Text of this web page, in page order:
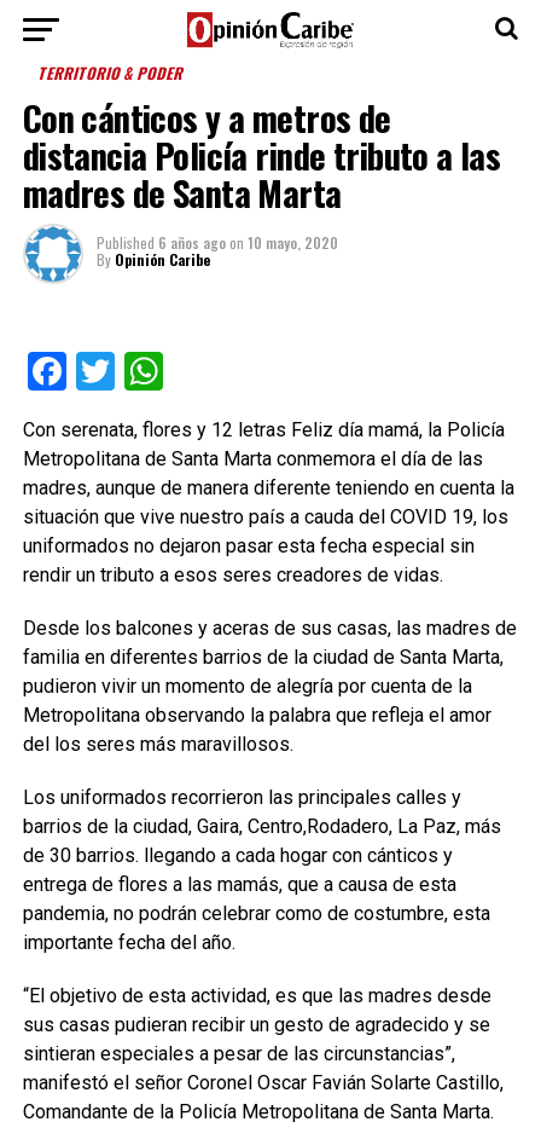
TERRITORIO & PODER
Con cánticos y a metros de
distancia Policía rinde tributo a las
madres de Santa Marta
Published 6 años agoon 10 mayo, 2020
By Opinión Caribe
Facebook
TwitterWhatsApp
Con serenata, flores y 12 letras Feliz día mamá, la Policía
Metropolitana de Santa Marta conmemora el día de las
madres, aunque de manera diferente teniendo en cuenta la
situación que vive nuestro país a cauda del COVID 19, los
uniformados no dejaron pasar esta fecha especial sin
rendir un tributo a esos seres creadores de vidas.
Desde los balcones y aceras de sus casas, las madres de
familia en diferentes barrios de la ciudad de Santa Marta,
pudieron vivir un momento de alegría por cuenta de la
Metropolitana observando la palabra que refleja el amor
del los seres más maravillosos.
Los uniformados recorrieron las principales calles y
barrios de la ciudad, Gaira, Centro,Rodadero, La Paz, más
de 30 barrios. llegando a cada hogar con cánticos y
entrega de flores a las mamás, que a causa de esta
pandemia, no podrán celebrar como de costumbre, esta
importante fecha del año.
“El objetivo de esta actividad, es que las madres desde
sus casas pudieran recibir un gesto de agradecido y se
sintieran especiales a pesar de las circunstancias”,
manifestó el señor Coronel Oscar Favián Solarte Castillo,
Comandante de la Policía Metropolitana de Santa Marta.